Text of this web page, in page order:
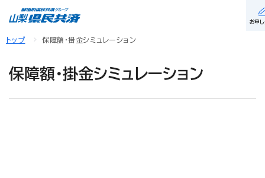
お申
トップ 保障額・掛金シミュレーション
保障額・掛金シミュレーション